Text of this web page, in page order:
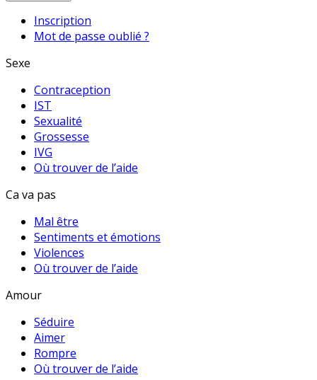
Inscription
Mot de passe oublié ?
Sexe
Contraception
IST
Sexualité
Grossesse
IVG
Où trouver de l’aide
Ca va pas
Mal être
Sentiments et émotions
Violences
Où trouver de l’aide
Amour
Séduire
Aimer
Rompre
Où trouver de l’aide